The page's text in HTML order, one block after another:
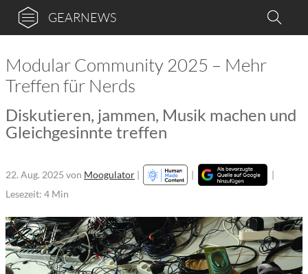
GEARNEWS
Modular Community 2025 – Mehr
Treffen für Nerds
Diskutieren, jammen, Musik machen und
Gleichgesinnte treffen
22. Aug. 2025 von Moogulator | |
|
Lesezeit: 4 Min